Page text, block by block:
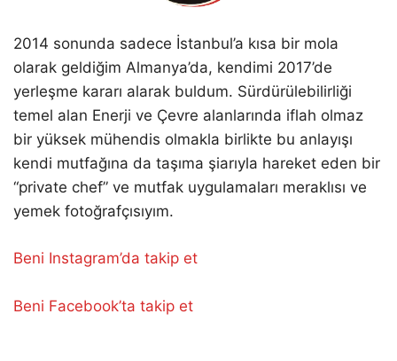
2014 sonunda sadece İstanbul’a kısa bir mola
olarak geldiğim Almanya’da, kendimi 2017’de
yerleşme kararı alarak buldum. Sürdürülebilirliği
temel alan Enerji ve Çevre alanlarında iflah olmaz
bir yüksek mühendis olmakla birlikte bu anlayışı
kendi mutfağına da taşıma şiarıyla hareket eden bir
“private chef” ve mutfak uygulamaları meraklısı ve
yemek fotoğrafçısıyım.
Beni Instagram’da takip et
Beni Facebook’ta takip et